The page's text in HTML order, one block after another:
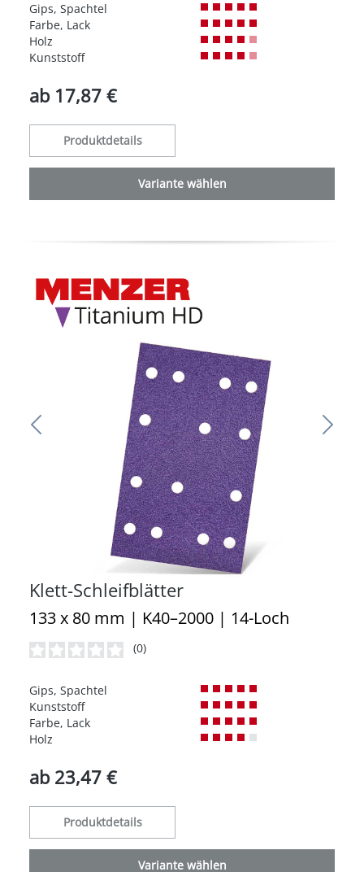
Gips, Spachtel
Farbe, Lack
Holz
Kunststoff
ab 17,87 €
Produktdetails
Variante wählen
Klett-Schleifblätter
133 x 80 mm | K40–2000 | 14-Loch
(0)
Gips, Spachtel
Kunststoff
Farbe, Lack
Holz
ab 23,47 €
Produktdetails
Variante wählen